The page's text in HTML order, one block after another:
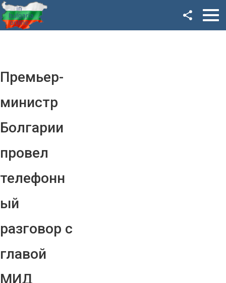
Премьер-
министр
Болгарии
провел
телефонн
ый
разговор с
главой
МИД